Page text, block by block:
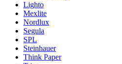
Lighto
Mexlite
Nordlux
Segula
SPL
Steinhauer
Think Paper